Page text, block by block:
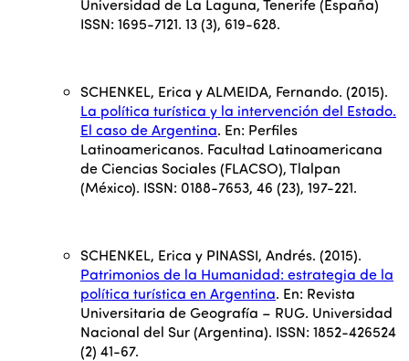
Universidad de La Laguna, Tenerife (España)
ISSN: 1695-7121. 13 (3), 619-628.
SCHENKEL, Erica y ALMEIDA, Fernando. (2015).
La política turística y la intervención del Estado.
El caso de Argentina. En: Perfiles
Latinoamericanos. Facultad Latinoamericana
de Ciencias Sociales (FLACSO), Tlalpan
(México). ISSN: 0188-7653, 46 (23), 197-221.
SCHENKEL, Erica y PINASSI, Andrés. (2015).
Patrimonios de la Humanidad: estrategia de la
política turística en Argentina. En: Revista
Universitaria de Geografía – RUG. Universidad
Nacional del Sur (Argentina). ISSN: 1852-426524
(2) 41-67.